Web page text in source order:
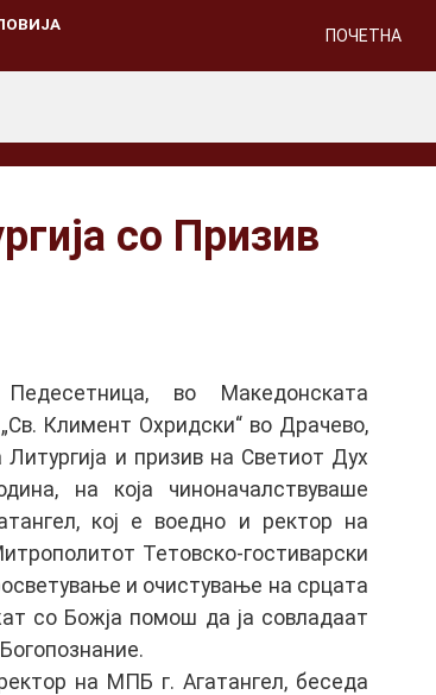
ПОЧЕТНА
со Призив
во Македонската
Климент Охридски“ во Драчево,
и призив на Светиот Дух
на која чиноначалствуваше
кој е воедно и ректор на
Тетовско-гостиварски
и очистување на срцата
со Божја помош да ја совладаат
на МПБ г. Агатангел, беседа